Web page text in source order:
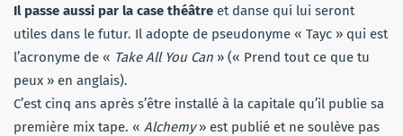
Il passe aussi par la case théâtre et danse qui lui seront
utiles dans le futur. Il adopte de pseudonyme « Tayc » qui est
l’acronyme de « Take All You Can » (« Prend tout ce que tu
peux » en anglais).
C’est cinq ans après s’être installé à la capitale qu’il publie sa
première mix tape. « Alchemy» est publié et ne soulève pas